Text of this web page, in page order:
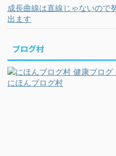
成長曲線は直線じゃないので
出ます
ブログ村
にほんブログ村